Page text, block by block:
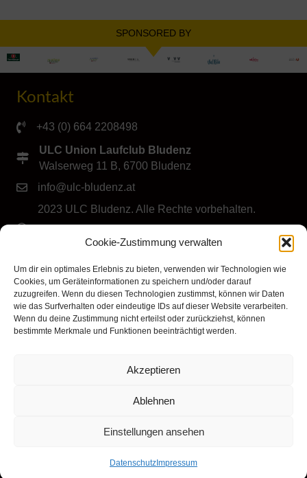
Cookie-Zustimmung verwalten
Um dir ein optimales Erlebnis zu bieten, verwenden wir Technologien wie
Cookies, um Geräteinformationen zu speichern und/oder darauf
zuzugreifen. Wenn du diesen Technologien zustimmst, können wir Daten
wie das Surfverhalten oder eindeutige IDs auf dieser Website verarbeiten.
Wenn du deine Zustimmung nicht erteilst oder zurückziehst, können
bestimmte Merkmale und Funktionen beeinträchtigt werden.
Akzeptieren
Ablehnen
Einstellungen ansehen
Datenschutz Impressum
SPONSORED BY
Kontakt
+43 (0) 664 2208498
ULC Union Laufclub Bludenz
Walserweg 11 B, 6700 Bludenz
info@ulc-bludenz.at
2023 ULC Bludenz. Alle Rechte vorbehalten.
Folge dem ULC Bludenz
Klicke hier, um Marketing-Cookies zu